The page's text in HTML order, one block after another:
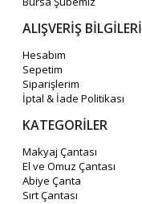
ALIŞVERİŞ BİLGİLERİ
Hesabım
Sepetim
Siparişlerim
İptal & İade Politikası
KATEGORİLER
Makyaj Çantası
El ve Omuz Çantası
Abiye Çanta
Sırt Çantası